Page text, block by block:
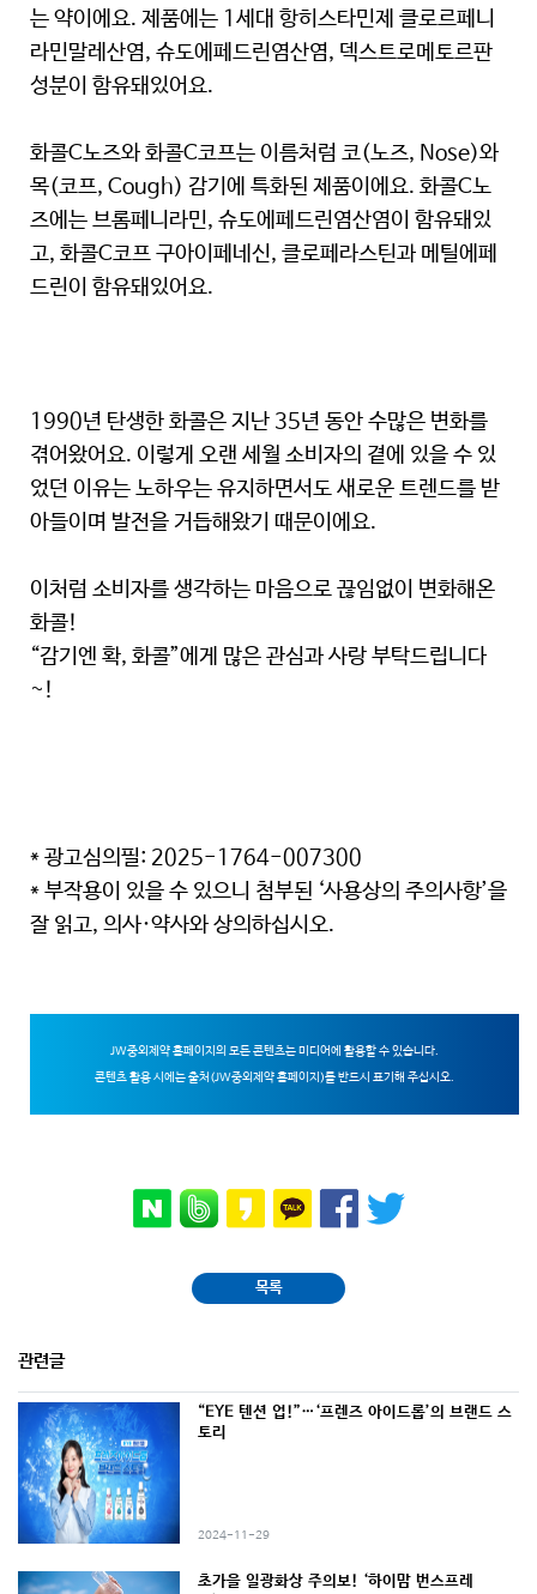
는 약이에요. 제품에는 1세대 항히스타민제 클로르페니
라민말레산염, 슈도에페드린염산염, 덱스트로메토르판
성분이 함유돼있어요.
화콜C노즈와 화콜C코프는 이름처럼 코(노즈, Nose)와
목(코프, Cough) 감기에 특화된 제품이에요. 화콜C노
즈에는 브롬페니라민, 슈도에페드린염산염이 함유돼있
고, 화콜C코프 구아이페네신, 클로페라스틴과 메틸에페
드린이 함유돼있어요.
1990년 탄생한 화콜은 지난 35년 동안 수많은 변화를
겪어왔어요. 이렇게 오랜 세월 소비자의 곁에 있을 수 있
었던 이유는 노하우는 유지하면서도 새로운 트렌드를 받
아들이며 발전을 거듭해왔기 때문이에요.
이처럼 소비자를 생각하는 마음으로 끊임없이 변화해온
화콜!
“감기엔 확, 화콜”에게 많은 관심과 사랑 부탁드립니다
~!
* 광고심의필: 2025-1764-007300
* 부작용이 있을 수 있으니 첨부된 ‘사용상의 주의사항’을
잘 읽고, 의사·약사와 상의하십시오.
JW중외제약 홈페이지의 모든 콘텐츠는 미디어에 활용할 수 있습니다.
콘텐츠 활용 시에는 출처(JW중외제약 홈페이지)를 반드시 표기해 주십시오.
목록
관련글
“EYE 텐션 업!”…‘프렌즈 아이드롭’의 브랜드 스
토리
2024-11-29
초가을 일광화상 주의보! ‘하이맘 번스프레